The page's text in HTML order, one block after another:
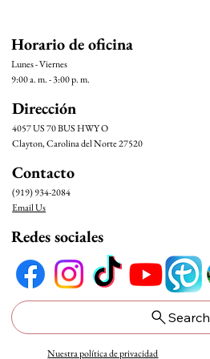
Horario de oficina
Lunes - Viernes
9:00 a. m. - 3:00 p. m.
Dirección
4057 US 70 BUS HWY O
Clayton, Carolina del Norte 27520
Contacto
(919) 934-2084
Email Us
Redes sociales
Search
Nuestra política de privacidad